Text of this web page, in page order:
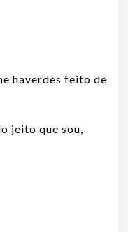
haverdes feito de
jeito que sou,